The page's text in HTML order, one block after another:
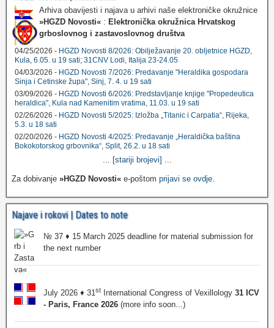
Arhiva obavijesti i najava u arhivi naše elektroničke okružnice
»HGZD Novosti« : Elektronička okružnica Hrvatskog
grboslovnog i zastavoslovnog društva
04/25/2026 - HGZD Novosti 8/2026: Obilježavanje 20. obljetnice HGZD,
Kula, 6.05. u 19 sati; 31CNV Lodi, Italija 23-24.05
04/03/2026 - HGZD Novosti 7/2026: Predavanje "Heraldika gospodara
Sinja i Cetinske župa", Sinj, 7. 4. u 19 sati
03/09/2026 - HGZD Novosti 6/2026: Predstavljanje knjige "Propedeutica
heraldica", Kula nad Kamenitim vratima, 11.03. u 19 sati
02/26/2026 - HGZD Novosti 5/2025: Izložba „Titanic i Carpatia“, Rijeka,
5.3. u 18 sati
02/20/2026 - HGZD Novosti 4/2025: Predavanje „Heraldička baština
Bokokotorskog grbovnika“, Split, 26.2. u 18 sati
... [stariji brojevi] ...
Za dobivanje »HGZD Novosti« e-poštom prijavi se ovdje.
Najave i rokovi | Dates to note
№ 37 ♦ 15 March 2025 deadline for material submission for
the next number
July 2026 ♦ 31st International Congress of Vexillology 31 ICV
- Paris, France 2026 (more info soon...)